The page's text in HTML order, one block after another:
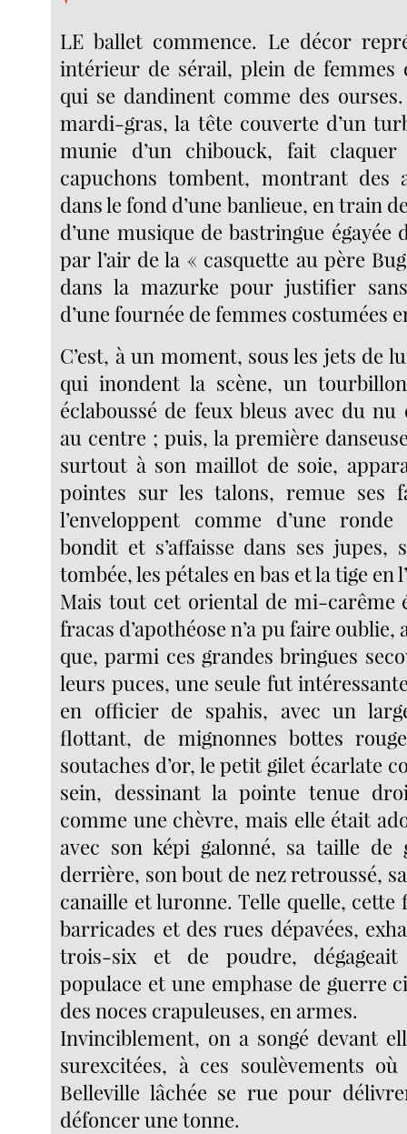
LE ballet commence. Le décor
intérieur de sérail, plein de femmes
qui se dandinent comme des
mardi-gras, la tête couverte d’un
munie d’un chibouck, fait
capuchons tombent, montrant des
dans le fond d’une banlieue, en train
d’une musique de bastringue égayée
par l’air de la « casquette au père
dans la mazurke pour justifier
d’une fournée de femmes costumées
C’est, à un moment, sous les jets de
qui inondent la scène, un
éclaboussé de feux bleus avec du
au centre ; puis, la première
surtout à son maillot de soie,
pointes sur les talons, remue ses
l’enveloppent comme d’une
bondit et s’affaisse dans ses
tombée, les pétales en bas et la tige en
Mais tout cet oriental de mi-carême
fracas d’apothéose n’a pu faire
que, parmi ces grandes bringues
leurs puces, une seule fut
en officier de spahis, avec un
flottant, de mignonnes bottes
soutaches d’or, le petit gilet écarlate
sein, dessinant la pointe tenue
comme une chèvre, mais elle était
avec son képi galonné, sa taille de
derrière, son bout de nez retroussé,
canaille et luronne. Telle quelle, cette
barricades et des rues dépavées,
trois-six et de poudre,
populace et une emphase de guerre
des noces crapuleuses, en armes.
Invinciblement, on a songé devant
surexcitées, à ces soulèvements
Belleville lâchée se rue pour
défoncer une tonne.